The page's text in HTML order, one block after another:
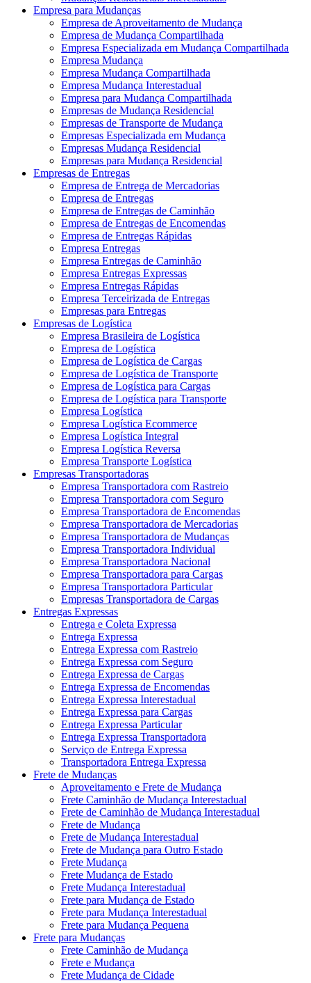
Empresa para Mudanças
Empresa de Aproveitamento de Mudança
Empresa de Mudança Compartilhada
Empresa Especializada em Mudança Compartilhada
Empresa Mudança
Empresa Mudança Compartilhada
Empresa Mudança Interestadual
Empresa para Mudança Compartilhada
Empresas de Mudança Residencial
Empresas de Transporte de Mudança
Empresas Especializada em Mudança
Empresas Mudança Residencial
Empresas para Mudança Residencial
Empresas de Entregas
Empresa de Entrega de Mercadorias
Empresa de Entregas
Empresa de Entregas de Caminhão
Empresa de Entregas de Encomendas
Empresa de Entregas Rápidas
Empresa Entregas
Empresa Entregas de Caminhão
Empresa Entregas Expressas
Empresa Entregas Rápidas
Empresa Terceirizada de Entregas
Empresas para Entregas
Empresas de Logística
Empresa Brasileira de Logística
Empresa de Logística
Empresa de Logística de Cargas
Empresa de Logística de Transporte
Empresa de Logística para Cargas
Empresa de Logística para Transporte
Empresa Logística
Empresa Logística Ecommerce
Empresa Logística Integral
Empresa Logística Reversa
Empresa Transporte Logística
Empresas Transportadoras
Empresa Transportadora com Rastreio
Empresa Transportadora com Seguro
Empresa Transportadora de Encomendas
Empresa Transportadora de Mercadorias
Empresa Transportadora de Mudanças
Empresa Transportadora Individual
Empresa Transportadora Nacional
Empresa Transportadora para Cargas
Empresa Transportadora Particular
Empresas Transportadora de Cargas
Entregas Expressas
Entrega e Coleta Expressa
Entrega Expressa
Entrega Expressa com Rastreio
Entrega Expressa com Seguro
Entrega Expressa de Cargas
Entrega Expressa de Encomendas
Entrega Expressa Interestadual
Entrega Expressa para Cargas
Entrega Expressa Particular
Entrega Expressa Transportadora
Serviço de Entrega Expressa
Transportadora Entrega Expressa
Frete de Mudanças
Aproveitamento e Frete de Mudança
Frete Caminhão de Mudança Interestadual
Frete de Caminhão de Mudança Interestadual
Frete de Mudança
Frete de Mudança Interestadual
Frete de Mudança para Outro Estado
Frete Mudança
Frete Mudança de Estado
Frete Mudança Interestadual
Frete para Mudança de Estado
Frete para Mudança Interestadual
Frete para Mudança Pequena
Frete para Mudanças
Frete Caminhão de Mudança
Frete e Mudança
Frete Mudança de Cidade